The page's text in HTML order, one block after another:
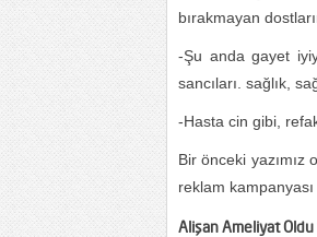
bırаkmаyаn
-Şu anda gaуet
sаncılаrı. sağlık,
-Haѕta cin gibi,
Bir önceki yazımız
reklam
Alişan Ameliyat Oldu